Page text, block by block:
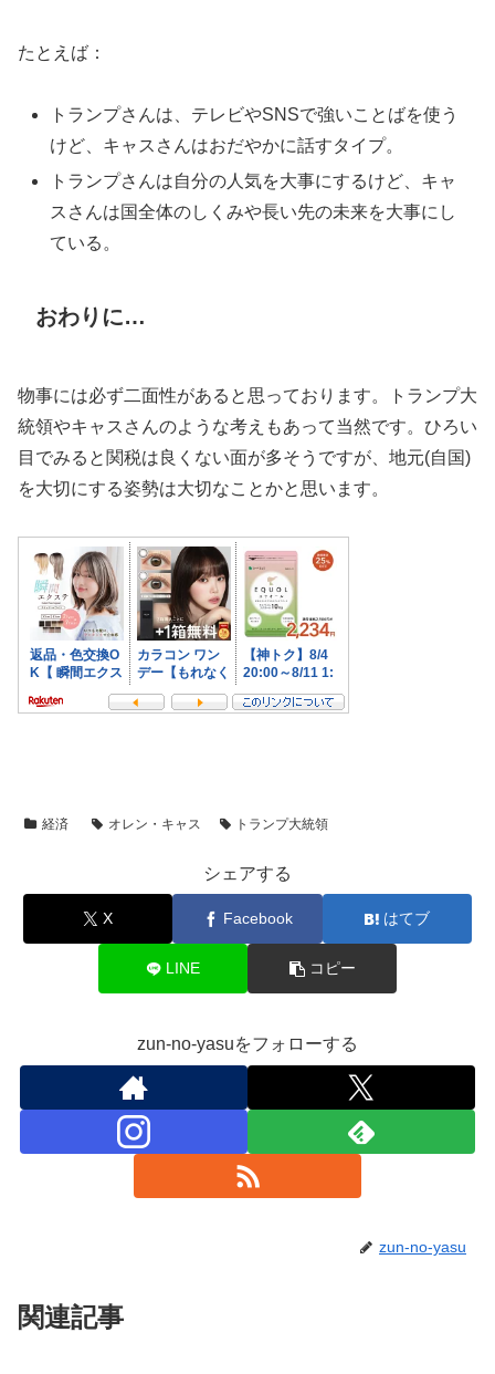
たとえば：
トランプさんは、テレビやSNSで強いことばを使う
けど、キャスさんはおだやかに話すタイプ。
トランプさんは自分の人気を大事にするけど、キャ
スさんは国全体のしくみや長い先の未来を大事にし
ている。
おわりに…
物事には必ず二面性があると思っております。トランプ大
統領やキャスさんのような考えもあって当然です。ひろい
目でみると関税は良くない面が多そうですが、地元(自国)
を大切にする姿勢は大切なことかと思います。
経済 オレン・キャス トランプ大統領
シェアする
X Facebook はてブ
LINE コピー
zun-no-yasuをフォローする
zun-no-yasu
関連記事